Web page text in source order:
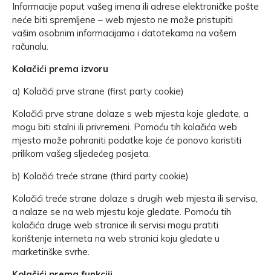
Informacije poput vašeg imena ili adrese elektroničke pošte
neće biti spremljene – web mjesto ne može pristupiti
vašim osobnim informacijama i datotekama na vašem
računalu.
Kolačići prema izvoru
a) Kolačići prve strane (first party cookie)
Kolačići prve strane dolaze s web mjesta koje gledate, a
mogu biti stalni ili privremeni. Pomoću tih kolačića web
mjesto može pohraniti podatke koje će ponovo koristiti
prilikom vašeg sljedećeg posjeta.
b) Kolačići treće strane (third party cookie)
Kolačići treće strane dolaze s drugih web mjesta ili servisa,
a nalaze se na web mjestu koje gledate. Pomoću tih
kolačića druge web stranice ili servisi mogu pratiti
korištenje interneta na web stranici koju gledate u
marketinške svrhe.